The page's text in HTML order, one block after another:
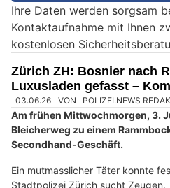
e
i
n
e
n
s
c
h
D
Ihre Daten werden sorgsam
Kontaktaufnahme mit Ihnen
kostenlosen
Zürich ZH: Bosnier nach
Luxusladen gefasst –